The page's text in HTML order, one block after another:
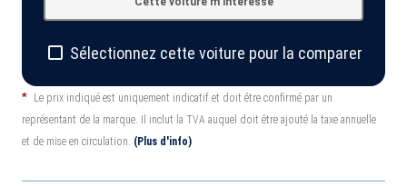
Sélectionnez cette voiture pour la comparer
*
Le prix indiqué est uniquement indicatif et doit être confirmé par un
représentant de la marque. Il inclut la TVA auquel doit être ajouté la taxe annuelle
et de mise en circulation. (Plus d'info)